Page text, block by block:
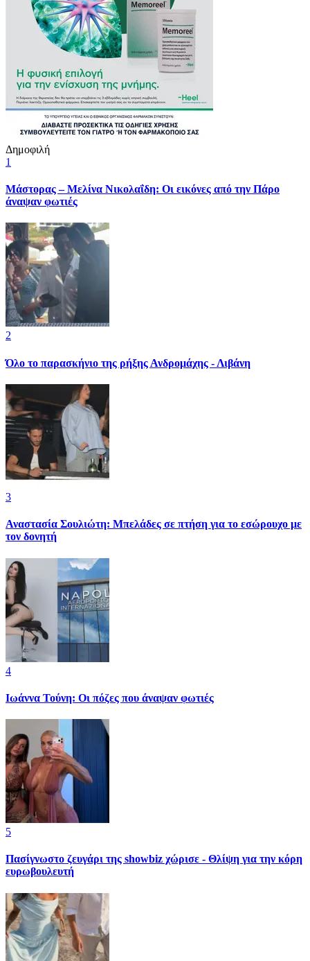
Δημοφιλή
1
Μάστορας – Μελίνα Νικολαΐδη: Οι εικόνες από την Πάρο
άναψαν φωτιές
2
Όλο το παρασκήνιο της ρήξης Ανδρομάχης - Λιβάνη
3
Αναστασία Σουλιώτη: Μπελάδες σε πτήση για το εσώρουχο με
τον δονητή
4
Ιωάννα Τούνη: Οι πόζες που άναψαν φωτιές
5
Πασίγνωστο ζευγάρι της showbiz χώρισε - Θλίψη για την κόρη
ευρωβουλευτή